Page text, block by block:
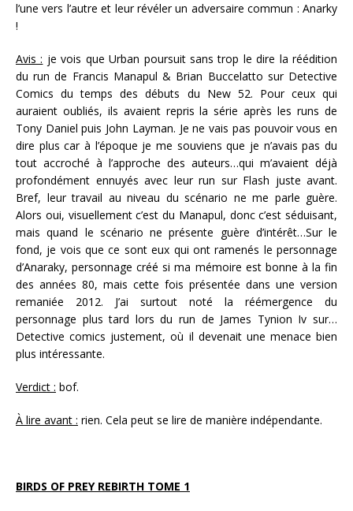
l’une vers l’autre et leur révéler un adversaire commun : Anarky
!
Avis : je vois que Urban poursuit sans trop le dire la réédition
du run de Francis Manapul & Brian Buccelatto sur Detective
Comics du temps des débuts du New 52. Pour ceux qui
auraient oubliés, ils avaient repris la série après les runs de
Tony Daniel puis John Layman. Je ne vais pas pouvoir vous en
dire plus car à l’époque je me souviens que je n’avais pas du
tout accroché à l’approche des auteurs…qui m’avaient déjà
profondément ennuyés avec leur run sur Flash juste avant.
Bref, leur travail au niveau du scénario ne me parle guère.
Alors oui, visuellement c’est du Manapul, donc c’est séduisant,
mais quand le scénario ne présente guère d’intérêt…Sur le
fond, je vois que ce sont eux qui ont ramenés le personnage
d’Anaraky, personnage créé si ma mémoire est bonne à la fin
des années 80, mais cette fois présentée dans une version
remaniée 2012. J’ai surtout noté la réémergence du
personnage plus tard lors du run de James Tynion Iv sur…
Detective comics justement, où il devenait une menace bien
plus intéressante.
Verdict : bof.
À lire avant : rien. Cela peut se lire de manière indépendante.
BIRDS OF PREY REBIRTH TOME 1